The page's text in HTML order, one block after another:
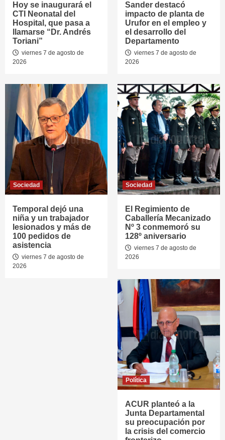
Hoy se inaugurará el
CTI Neonatal del
Hospital, que pasa a
llamarse “Dr. Andrés
Toriani”
viernes 7 de agosto de
2026
Sander destacó
impacto de planta de
Urufor en el empleo y
el desarrollo del
Departamento
viernes 7 de agosto de
2026
Sociedad
Temporal dejó una
niña y un trabajador
lesionados y más de
100 pedidos de
asistencia
viernes 7 de agosto de
2026
Sociedad
El Regimiento de
Caballería Mecanizado
Nº 3 conmemoró su
128º aniversario
viernes 7 de agosto de
2026
Política
ACUR planteó a la
Junta Departamental
su preocupación por
la crisis del comercio